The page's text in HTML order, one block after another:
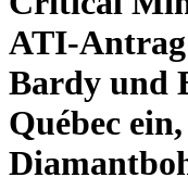
ATI-
Bardy und
Québec